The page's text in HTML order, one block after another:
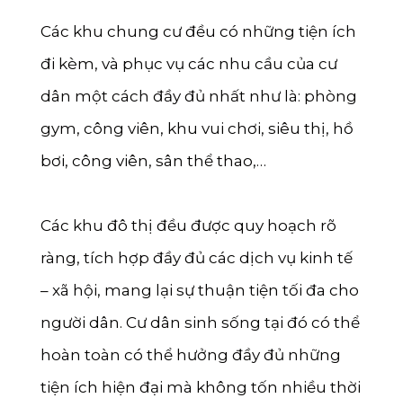
Các khu chung cư đều có những tiện ích
đi kèm, và phục vụ các nhu cầu của cư
dân một cách đầy đủ nhất như là: phòng
gym, công viên, khu vui chơi, siêu thị, hồ
bơi, công viên, sân thể thao,…
Các khu đô thị đều được quy hoạch rõ
ràng, tích hợp đầy đủ các dịch vụ kinh tế
– xã hội, mang lại sự thuận tiện tối đa cho
người dân. Cư dân sinh sống tại đó có thể
hoàn toàn có thể hưởng đầy đủ những
tiện ích hiện đại mà không tốn nhiều thời